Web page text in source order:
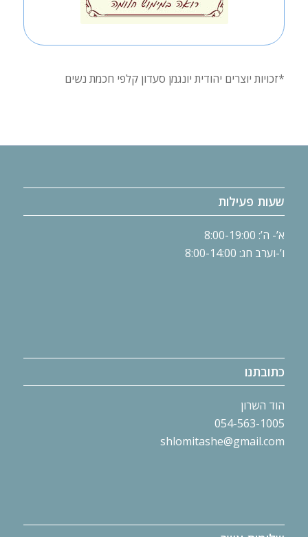
*זכויות יוצרים יהודית יונגמן סעדון קלפי חכמת נשים
שעות פעילות
א’- ה’: 8:00-19:00
ו’-וערב חג: 8:00-14:00
כתובתנו
054-563-1005
shlomitashe@gmail.com